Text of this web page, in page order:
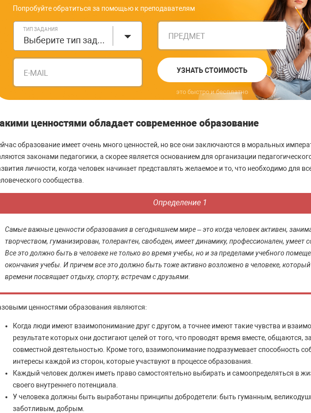
Попробуйте обратиться за помощью к преподавателям
ТИП ЗАДАНИЯ
Выберите тип задания ПРЕДМЕТ
E-MAIL УЗНАТЬ СТОИМОСТЬ
это быстро и бесплатно
ценностями обладает современное образование
образование имеет очень много ценностей, но все они заключаются в моральных
законами педагогики, а скорее является основанием для организации
личности, когда человек начинает представлять желаемое и то, что необходимо для
сообщества.
Определение 1
Самые важные ценности образования в сегодняшнем мире – это когда человек активен,
творчеством, гуманизирован, толерантен, свободен, имеет динамику, профессионален, умеет
Все это должно быть в человеке не только во время учебы, но и за пределами учебного
окончания учебы. И причем все это должно быть тоже активно возложено в человеке,
времени посвящает отдыху, спорту, встречам с друзьями.
ценностями образования являются:
Когда люди имеют взаимопонимание друг с другом, а точнее имеют такие чувства и
результате которых они достигают целей от того, что проводят время вместе, общаются,
совместной деятельностью. Кроме того, взаимопонимание подразумевает способность
интересы каждой из сторон, которые участвуют в процессе образования.
Каждый человек должен иметь право самостоятельно выбирать и самоопределяться в
своего внутреннего потенциала.
У человека должны быть выработаны принципы добродетели: быть гуманным,
заботливым, добрым.